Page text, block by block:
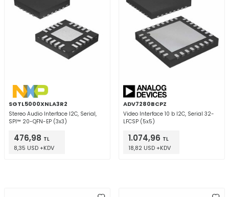
SGTL5000XNLA3R2
Stereo Audio Interface I2C, Serial,
SPI™ 20-QFN-EP (3x3)
476,98 TL
8,35 USD +KDV
ADV7280BCPZ
Video Interface 10 b I2C, Serial 32-
LFCSP (5x5)
1.074,96 TL
18,82 USD +KDV